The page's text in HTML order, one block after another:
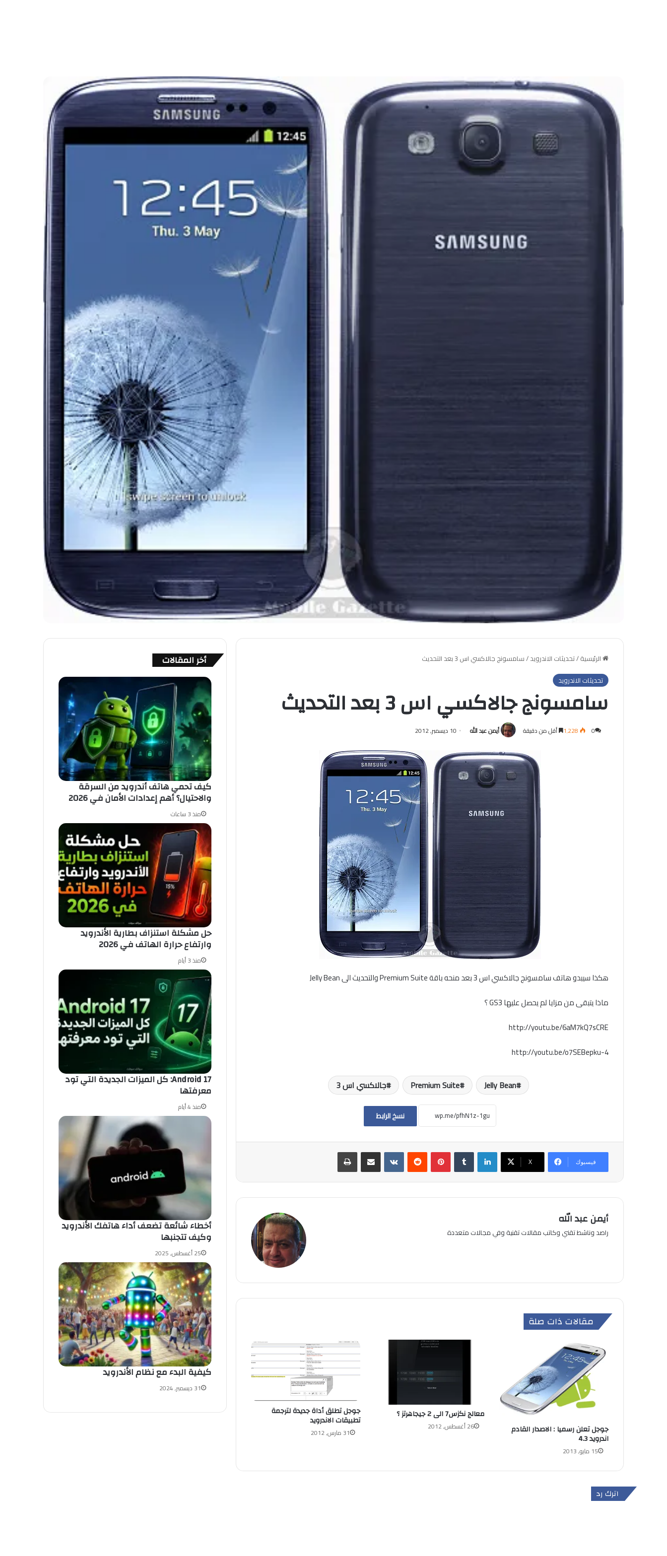
الرئيسية/تحديثات الاندرويد/سامسونج جالاكسي اس 3 بعد التحديث
تحديثات الاندرويد
سامسونج جالاكسي اس 3 بعد التحديث
أيمن عبد الله 10 ديسمبر, 2012 0 أقل من دقيقة
هكذا سيبدو هاتف سامسونج جالاكسي اس 3 بعد منحه باقة Premium Suite والتحديث الى Jelly Bean
ماذا يتبقى من مزايا لم يحصل عليها GS3 ؟
http://youtu.be/6aM7kQ7sCRE
http://youtu.be/o7SEBepku-4
Jelly Bean
Premium Suite جالاكسي اس 3
نسخ الرابط
فيسبوك ‫X
لينكدإن بينتيريست مشاركة عبر البريد طباعة
أيمن عبد الله
راصد وناشط تقني وكاتب مقالات تقنية وفي مجالات متعددة
مقالات ذات صلة
جوجل تطلق أداة جديدة لترجمة
تطبيقات الاندرويد
31 مارس, 2012
معالج نكزس7 الى 2 جيجاهرتز ؟
26 أغسطس, 2012 جوجل تعلن رسميا : الاصدار القادم
اندرويد 4.3
15 مايو, 2013
اترك رد
أخر المقالات
كيف تحمي هاتف أندرويد من السرقة
والاحتيال؟ أهم إعدادات الأمان في 2026
منذ 3 ساعات
حل مشكلة استنزاف بطارية الأندرويد
وارتفاع حرارة الهاتف في 2026
منذ 3 أيام
Android 17: كل الميزات الجديدة التي تود
معرفتها
منذ 4 أيام
أخطاء شائعة تضعف أداء هاتفك الأندرويد
وكيف تتجنبها
25 أغسطس, 2025
كيفية البدء مع نظام الأندرويد
31 ديسمبر, 2024